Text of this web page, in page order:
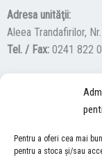
Pentru a oferi cea mai
pentru a stoca și/sau
Adresa unităţii:
Aleea Trandafirilor,
Tel. / Fax: 0241 822
ACCES NEVĂZĂTORI